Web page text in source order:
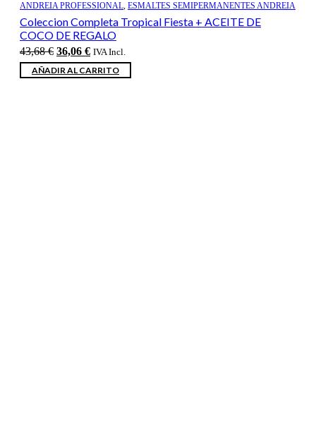
ANDREIA PROFESSIONAL, ESMALTES SEMIPERMANENTES ANDREIA
Coleccion Completa Tropical Fiesta + ACEITE DE
COCO DE REGALO
43,68€ El
precio
original
36,06 €El
precio
actual
IVA Incl.
AÑADIR AL CARRITO